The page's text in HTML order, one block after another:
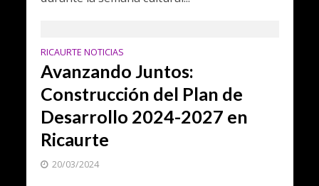
RICAURTE NOTICIAS
Avanzando Juntos:
Construcción del Plan de
Desarrollo 2024-2027 en
Ricaurte
20/03/2024